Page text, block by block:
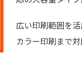
広い印刷範囲を
カラー印刷まで